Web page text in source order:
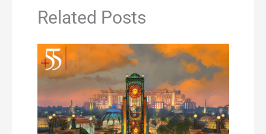
Related Posts